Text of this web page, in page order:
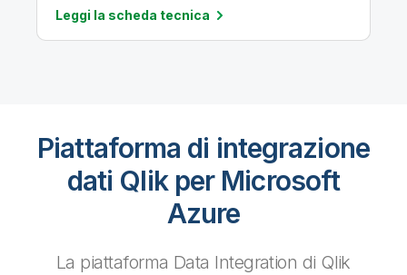
Leggi la scheda tecnica
Piattaforma di integrazione
dati Qlik per Microsoft
Azure
La piattaforma Data Integration di Qlik